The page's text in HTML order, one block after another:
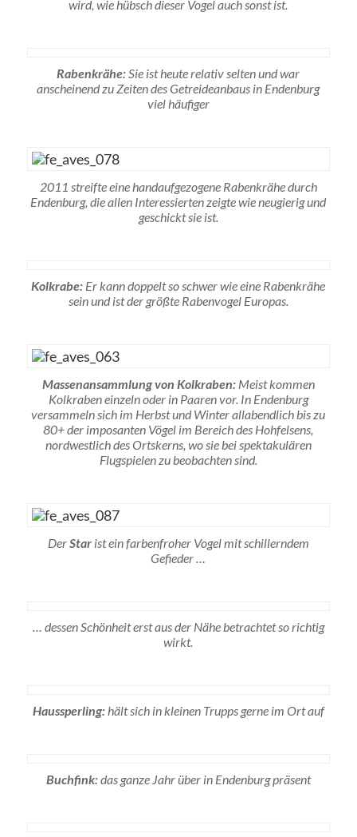
wird, wie hübsch dieser Vogel auch sonst ist.
Rabenkrähe:Sie ist heute relativ selten und war
anscheinend zu Zeiten des Getreideanbaus in Endenburg
viel häufiger
2011 streifte eine handaufgezogene Rabenkrähe durch
Endenburg, die allen Interessierten zeigte wie neugierig und
geschickt sie ist.
Kolkrabe: Er kann doppelt so schwer wie eine Rabenkrähe
sein und ist der größte Rabenvogel Europas.
Massenansammlung von Kolkraben:Meist kommen
Kolkraben einzeln oder in Paaren vor. In Endenburg
versammeln sich im Herbst und Winter allabendlich bis zu
80+ der imposanten Vögel im Bereich des Hohfelsens,
nordwestlich des Ortskerns, wo sie bei spektakulären
Flugspielen zu beobachten sind.
DerStarist ein farbenfroher Vogel mit schillerndem
Gefieder …
… dessen Schönheit erst aus der Nähe betrachtet so richtig
wirkt.
Haussperling:hält sich in kleinen Trupps gerne im Ort auf
Buchfink:das ganze Jahr über in Endenburg präsent